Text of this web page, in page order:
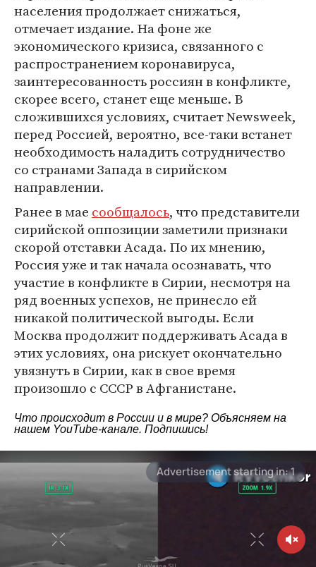
населения продолжает снижаться,
отмечает издание. На фоне же
экономического кризиса, связанного с
распространением коронавируса,
заинтересованность россиян в конфликте,
скорее всего, станет еще меньше. В
сложившихся условиях, считает Newsweek,
перед Россией, вероятно, все-таки встанет
необходимость наладить сотрудничество
со странами Запада в сирийском
направлении.
Ранее в мае сообщалось, что представители
сирийской оппозиции заметили признаки
скорой отставки Асада. По их мнению,
Россия уже и так начала осознавать, что
участие в конфликте в Сирии, несмотря на
ряд военных успехов, не принесло ей
никакой политической выгоды. Если
Москва продолжит поддерживать Асада в
этих условиях, она рискует окончательно
увязнуть в Сирии, как в свое время
произошло с СССР в Афганистане.
Что происходит в России и в мире? Объясняем на
нашем YouTube-канале. Подпишись!